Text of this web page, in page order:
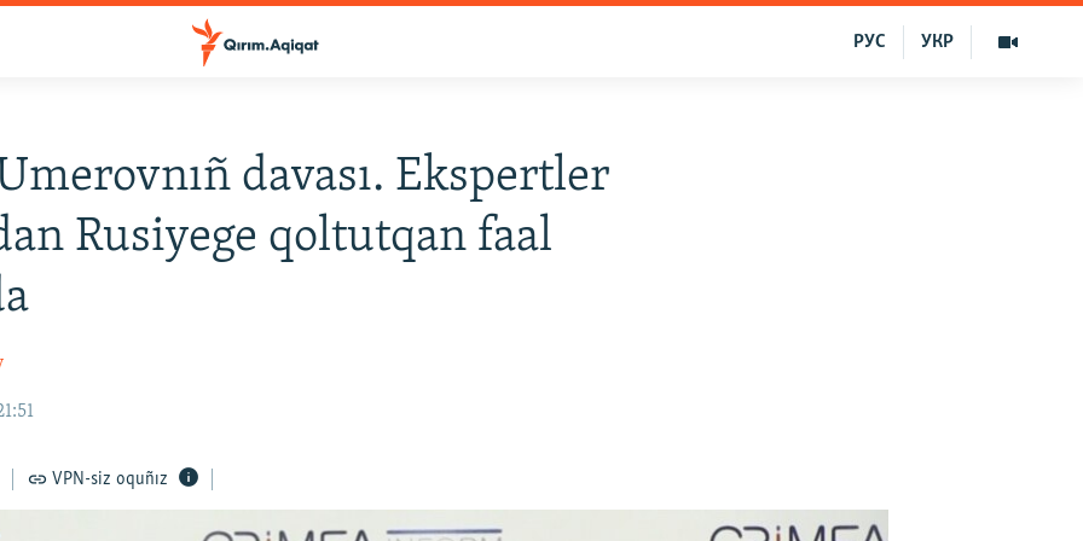
УКР
РУС
davası. Ekspertler
Rusiyege qoltutqan faal
VPN-siz oquñız